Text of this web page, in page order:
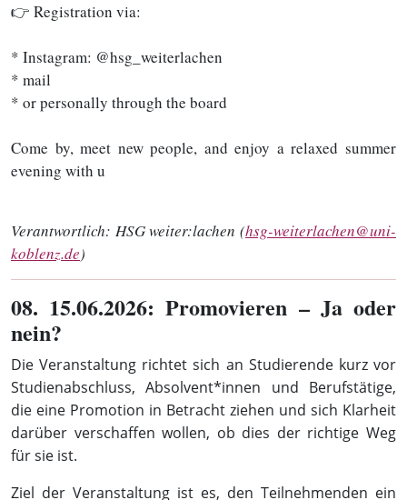
👉 Registration via:
* Instagram: @hsg_weiterlachen
* mail
* or personally through the board
Come by, meet new people, and enjoy a relaxed summer
evening with u
Verantwortlich: HSG weiter:lachen (hsg-weiterlachen@uni-
koblenz.de)
08. 15.06.2026: Promovieren – Ja oder
nein?
Die Veranstaltung richtet sich an Studierende kurz vor
Studienabschluss, Absolvent*innen und Berufstätige,
die eine Promotion in Betracht ziehen und sich Klarheit
darüber verschaffen wollen, ob dies der richtige Weg
für sie ist.
Ziel der Veranstaltung ist es, den Teilnehmenden ein